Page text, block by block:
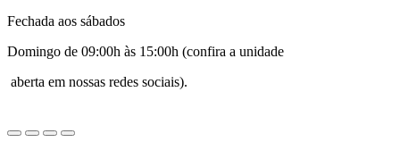
Fechada aos sábados
Domingo de 09:00h às 15:00h (confira a unidade
aberta em nossas redes sociais).